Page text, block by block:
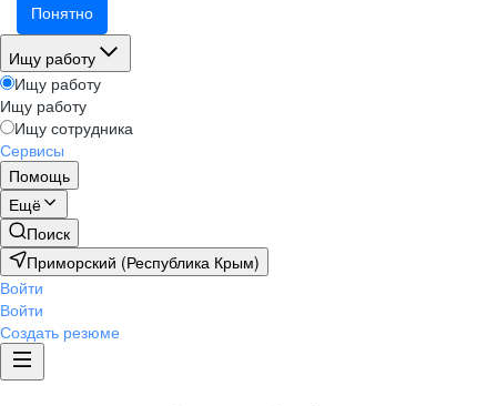
Понятно
Ищу работу
Ищу работу
Ищу работу
Ищу сотрудника
Сервисы
Помощь
Ещё
Поиск
Приморский (Республика Крым)
Войти
Войти
Создать резюме